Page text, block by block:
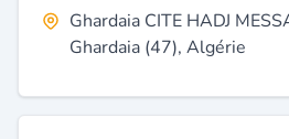
Ghardaia CITE HADJ
Ghardaia (47), Algérie